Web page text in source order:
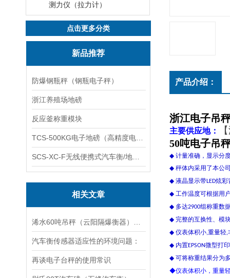
测力仪（拉力计）
点击更多分类
新品推荐
防爆钢瓶秤（钢瓶电子秤）
浙江养殖场地磅
反应釜称重模块
相关文章
汽车衡传感器适应性的环境问题：
再谈电子台秤的使用常识
产品介绍：
浙江电子吊
主要供应地：
50吨电子吊
◆ 计量准确，显示分
◆ 秤体内采用了本公
◆ 液晶显示带LED炫彩
◆ 工作温度可根据用
◆ 多达2900组称重数
◆ 完整的互换性、模
◆ 仪表体积小,重量轻,
◆ 内置EPSON微型打
◆ 可将称重结果分为
◆仪表体积小，重量